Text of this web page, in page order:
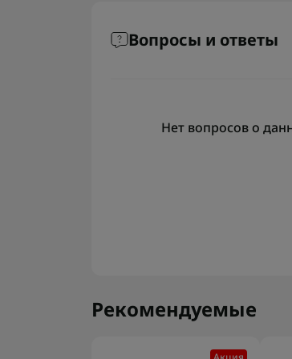
Вопросы и ответы
Нет вопросов о
Рекомендуемые